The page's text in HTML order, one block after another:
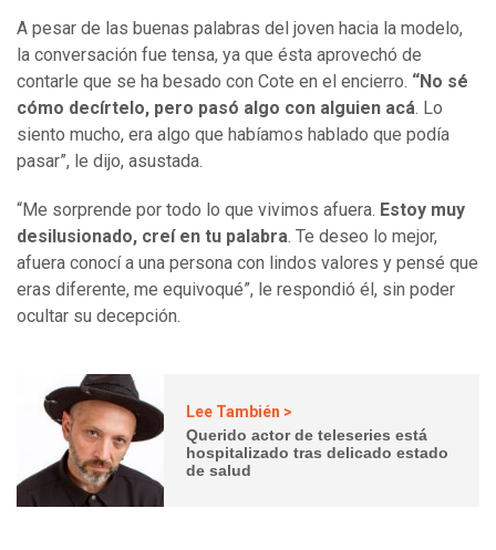
A pesar de las buenas palabras del joven hacia la modelo,
la conversación fue tensa, ya que ésta aprovechó de
contarle que se ha besado con Cote en el encierro. “No sé
cómo decírtelo, pero pasó algo con alguien acá. Lo
siento mucho, era algo que habíamos hablado que podía
pasar”, le dijo, asustada.
“Me sorprende por todo lo que vivimos afuera. Estoy muy
desilusionado, creí en tu palabra. Te deseo lo mejor,
afuera conocí a una persona con lindos valores y pensé que
eras diferente, me equivoqué”, le respondió él, sin poder
ocultar su decepción.
Lee También >
Querido actor de teleseries está
hospitalizado tras delicado estado
de salud